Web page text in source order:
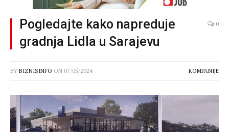
Pogledajte kako napreduje
gradnja Lidla u Sarajevu
0
BY BIZNISINFO ON 07/05/2024 KOMPANIJE